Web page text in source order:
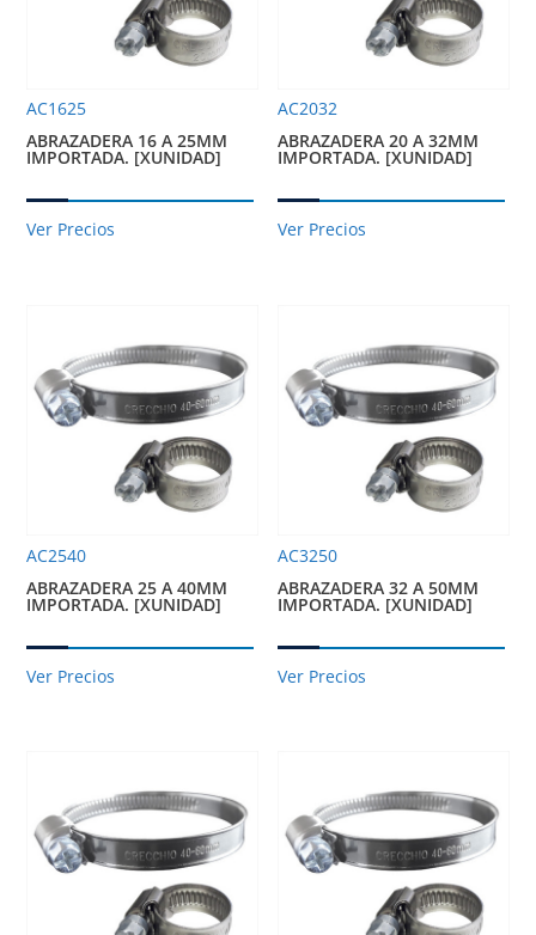
AC1625
ABRAZADERA 16 A 25MM
IMPORTADA. [XUNIDAD]
Ver Precios
AC2032
ABRAZADERA 20 A 32MM
IMPORTADA. [XUNIDAD]
Ver Precios
AC2540
ABRAZADERA 25 A 40MM
IMPORTADA. [XUNIDAD]
Ver Precios
AC3250
ABRAZADERA 32 A 50MM
IMPORTADA. [XUNIDAD]
Ver Precios